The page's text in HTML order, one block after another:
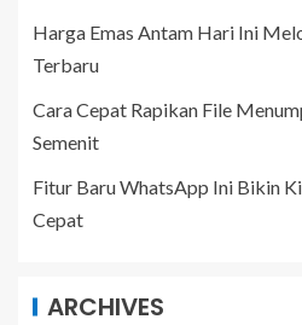
Harga Emas Antam Hari Ini
Terbaru
Cara Cepat Rapikan File
Semenit
Fitur Baru WhatsApp Ini Bikin
Cepat
ARCHIVES